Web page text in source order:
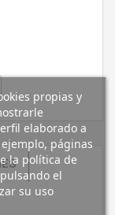
propias y
elaborado a
páginas
la política de
el
su uso